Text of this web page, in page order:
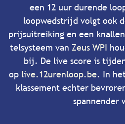
een 12 uur durende
loopwedstrijd volgt ook
prijsuitreiking en een
telsysteem van Zeus WPI
bij. De live score is
op live.12urenloop.be. In
klassement echter
spannender